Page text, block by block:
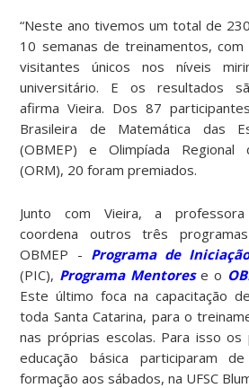
“Neste ano tivemos um total de
10 semanas de treinamentos,
visitantes únicos nos níveis
universitário. E os resultados
afirma Vieira. Dos 87
Brasileira de Matemática das
(OBMEP) e Olimpíada Regional
(ORM), 20 foram premiados.
Junto com Vieira, a
coordena outros três
OBMEP - Programa de
(PIC), Programa Mentorese o
Este último foca na capacitação
toda Santa Catarina, para o
nas próprias escolas. Para isso
educação básica participaram
formação aos sábados, na UFSC